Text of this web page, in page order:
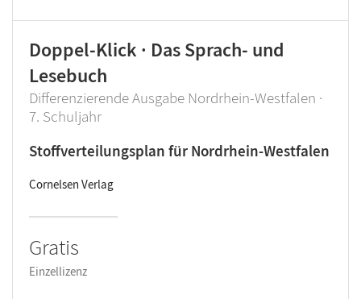
Doppel-Klick · Das Sprach- und
Lesebuch
Differenzierende Ausgabe Nordrhein-Westfalen ·
7. Schuljahr
Stoffverteilungsplan für Nordrhein-Westfalen
Cornelsen Verlag
Gratis
Einzellizenz